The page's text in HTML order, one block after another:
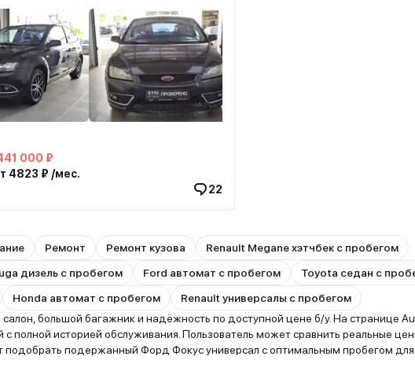
000 ₽
4823 ₽ /мес.
22
Ремонт Ремонт кузова
Renault Megane хэтчбек с пробегом
дизель с пробегом Ford автомат с пробегом
Toyota седан с
Honda автомат с пробегом
Renault универсалы с пробегом
большой багажник и надёжность по доступной цене б/у. На странице
историей обслуживания. Пользователь может сравнить реальные
подобрать подержанный Форд Фокус универсал с оптимальным пробегом